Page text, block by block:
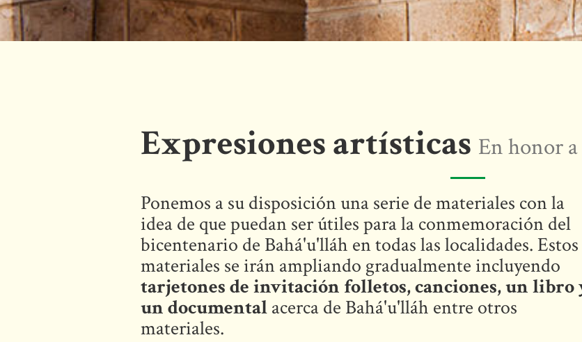
Expresiones artísticas En honor
Ponemos a su disposición una serie de materiales con la
idea de que puedan ser útiles para la conmemoración del
bicentenario de Bahá'u'lláh en todas las localidades. Estos
materiales se irán ampliando gradualmente incluyendo
tarjetones de invitación folletos, canciones, un libro
un documentalacerca de Bahá'u'lláh entre otros
materiales.